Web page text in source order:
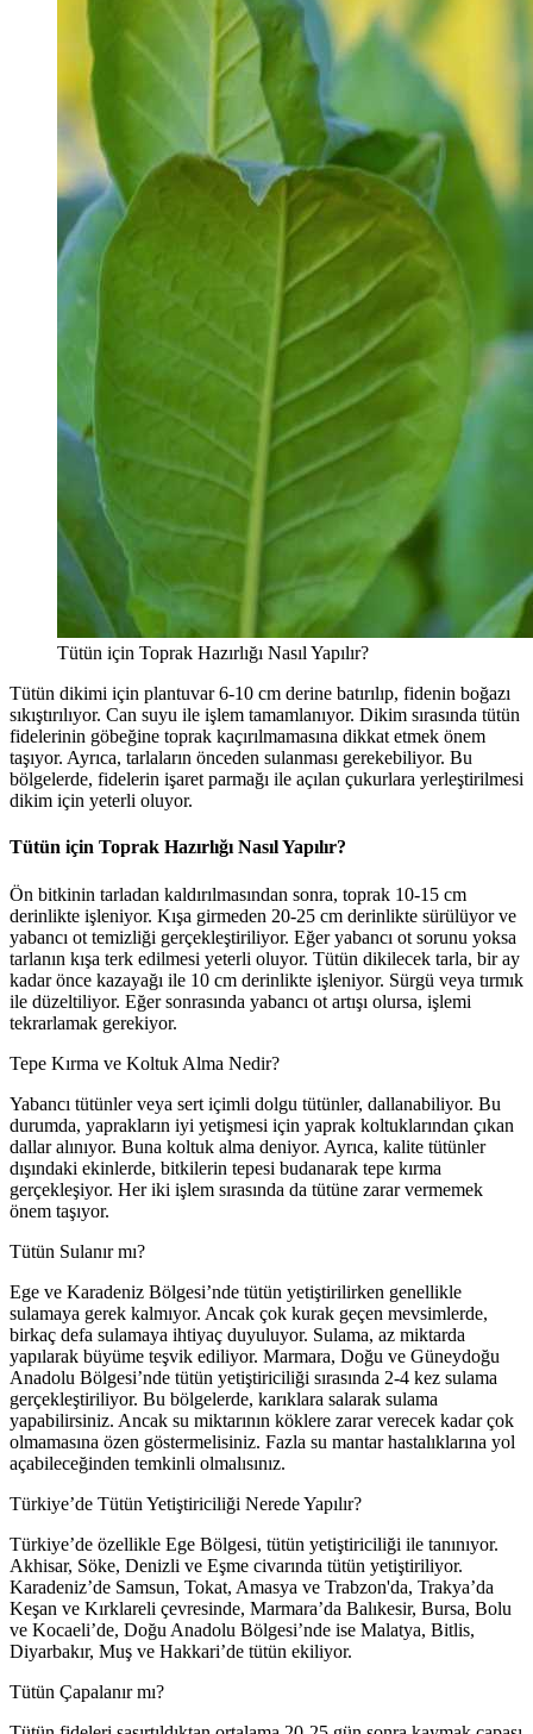
Tütün için Toprak Hazırlığı Nasıl Yapılır?
Tütün dikimi için plantuvar 6-10 cm derine batırılıp, fidenin boğazı
sıkıştırılıyor. Can suyu ile işlem tamamlanıyor. Dikim sırasında tütün
fidelerinin göbeğine toprak kaçırılmamasına dikkat etmek önem
taşıyor. Ayrıca, tarlaların önceden sulanması gerekebiliyor. Bu
bölgelerde, fidelerin işaret parmağı ile açılan çukurlara yerleştirilmesi
dikim için yeterli oluyor.
Tütün için Toprak Hazırlığı Nasıl Yapılır?
Ön bitkinin tarladan kaldırılmasından sonra, toprak 10-15 cm
derinlikte işleniyor. Kışa girmeden 20-25 cm derinlikte sürülüyor ve
yabancı ot temizliği gerçekleştiriliyor. Eğer yabancı ot sorunu yoksa
tarlanın kışa terk edilmesi yeterli oluyor. Tütün dikilecek tarla, bir ay
kadar önce kazayağı ile 10 cm derinlikte işleniyor. Sürgü veya tırmık
ile düzeltiliyor. Eğer sonrasında yabancı ot artışı olursa, işlemi
tekrarlamak gerekiyor.
Tepe Kırma ve Koltuk Alma Nedir?
Yabancı tütünler veya sert içimli dolgu tütünler, dallanabiliyor. Bu
durumda, yaprakların iyi yetişmesi için yaprak koltuklarından çıkan
dallar alınıyor. Buna koltuk alma deniyor. Ayrıca, kalite tütünler
dışındaki ekinlerde, bitkilerin tepesi budanarak tepe kırma
gerçekleşiyor. Her iki işlem sırasında da tütüne zarar vermemek
önem taşıyor.
Tütün Sulanır mı?
Ege ve Karadeniz Bölgesi’nde tütün yetiştirilirken genellikle
sulamaya gerek kalmıyor. Ancak çok kurak geçen mevsimlerde,
birkaç defa sulamaya ihtiyaç duyuluyor. Sulama, az miktarda
yapılarak büyüme teşvik ediliyor. Marmara, Doğu ve Güneydoğu
Anadolu Bölgesi’nde tütün yetiştiriciliği sırasında 2-4 kez sulama
gerçekleştiriliyor. Bu bölgelerde, karıklara salarak sulama
yapabilirsiniz. Ancak su miktarının köklere zarar verecek kadar çok
olmamasına özen göstermelisiniz. Fazla su mantar hastalıklarına yol
açabileceğinden temkinli olmalısınız.
Türkiye’de Tütün Yetiştiriciliği Nerede Yapılır?
Türkiye’de özellikle Ege Bölgesi, tütün yetiştiriciliği ile tanınıyor.
Akhisar, Söke, Denizli ve Eşme civarında tütün yetiştiriliyor.
Karadeniz’de Samsun, Tokat, Amasya ve Trabzon'da, Trakya’da
Keşan ve Kırklareli çevresinde, Marmara’da Balıkesir, Bursa, Bolu
ve Kocaeli’de, Doğu Anadolu Bölgesi’nde ise Malatya, Bitlis,
Diyarbakır, Muş ve Hakkari’de tütün ekiliyor.
Tütün Çapalanır mı?